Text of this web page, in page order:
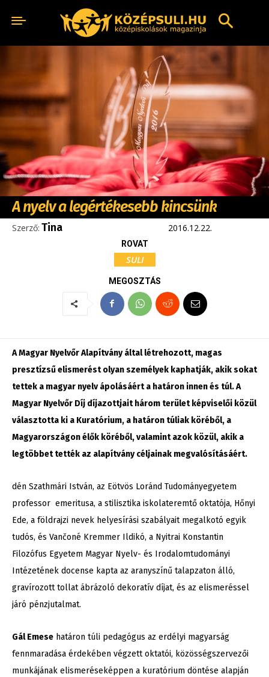
A nyelv a legértékesebb kincsünk
Szerző: Tina 2016.12.22.
ROVAT
SULI
MEGOSZTÁS
A Magyar Nyelvőr Alapítvány által létrehozott, magas
presztízsű elismerést olyan személyek kaphatják, akik sokat
tettek a magyar nyelv ápolásáért a határon innen és túl. A
Magyar Nyelvőr Díj díjazottjait három terület képviselői közül
választotta ki a Kuratórium, a határon túliak köréből, a
Magyarországon élők köréből, valamint azok közül, akik a
legtöbbet tették az alapítvány céljainak megvalósításáért.
dén Szathmári István, az Eötvös Loránd Tudományegyetem
professor emeritusa, a stilisztika iskolateremtő oktatója, Hőnyi
Ede, a földrajzi nevek helyesírási szabályait megalkotó egyik
tudós, és Vančoné Kremmer Ildikó, a Nyitrai Konstantin
Filozófus Egyetem Magyar Nyelv- és Irodalomtudományi
Intézetének docense kapta az aranyszínű talapzaton álló,
gravírozott tollat ábrázoló dekoratív díjat, és az elismeréssel
járó pénzjutalmat.
Gál Emese határon túli pedagógus az erdélyi magyarság
fennmaradása érdekében végzett oktatói, közösségszervezői
munkájának elismeréseképpen a kuratórium döntése alapján